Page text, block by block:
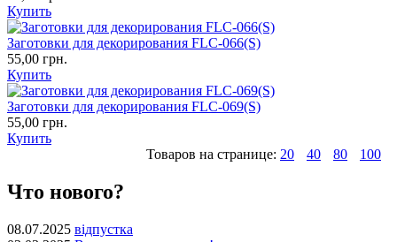
Купить
Заготовки для декорирования FLC-066(S)
55,00 грн.
Купить
Заготовки для декорирования FLC-069(S)
55,00 грн.
Купить
Товаров на странице: 20 40 80 100
Что нового?
08.07.2025 відпустка